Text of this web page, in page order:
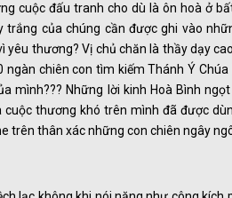
cuộc đấu tranh cho dù là ôn hoà ở
trắng của chúng cần được ghi vào
yêu thương? Vị chủ chăn là thầy dạy
ngàn chiên con tìm kiếm Thánh Ý
mình??? Những lời kinh Hoà Bình
cuộc thương khó trên mình đã được
trên thân xác những con chiên ngây